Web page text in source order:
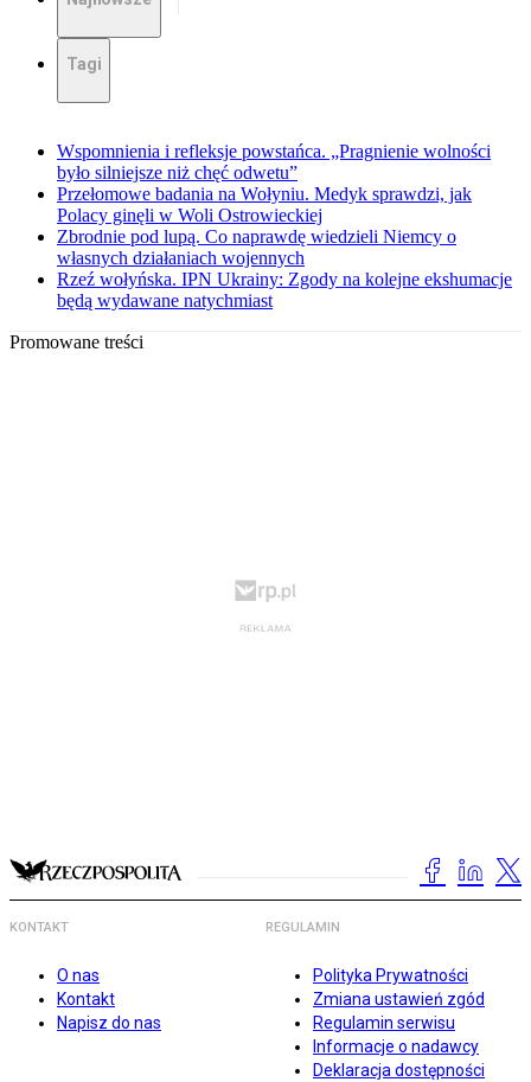
Tagi
Wspomnienia i refleksje powstańca. „Pragnienie wolności
było silniejsze niż chęć odwetu”
Przełomowe badania na Wołyniu. Medyk sprawdzi, jak
Polacy ginęli w Woli Ostrowieckiej
Zbrodnie pod lupą. Co naprawdę wiedzieli Niemcy o
własnych działaniach wojennych
Rzeź wołyńska. IPN Ukrainy: Zgody na kolejne ekshumacje
będą wydawane natychmiast
Promowane treści
KONTAKT
O nas
Kontakt
Napisz do nas
REGULAMIN
Polityka Prywatności
Zmiana ustawień zgód
Regulamin serwisu
Informacje o nadawcy
Deklaracja dostępności